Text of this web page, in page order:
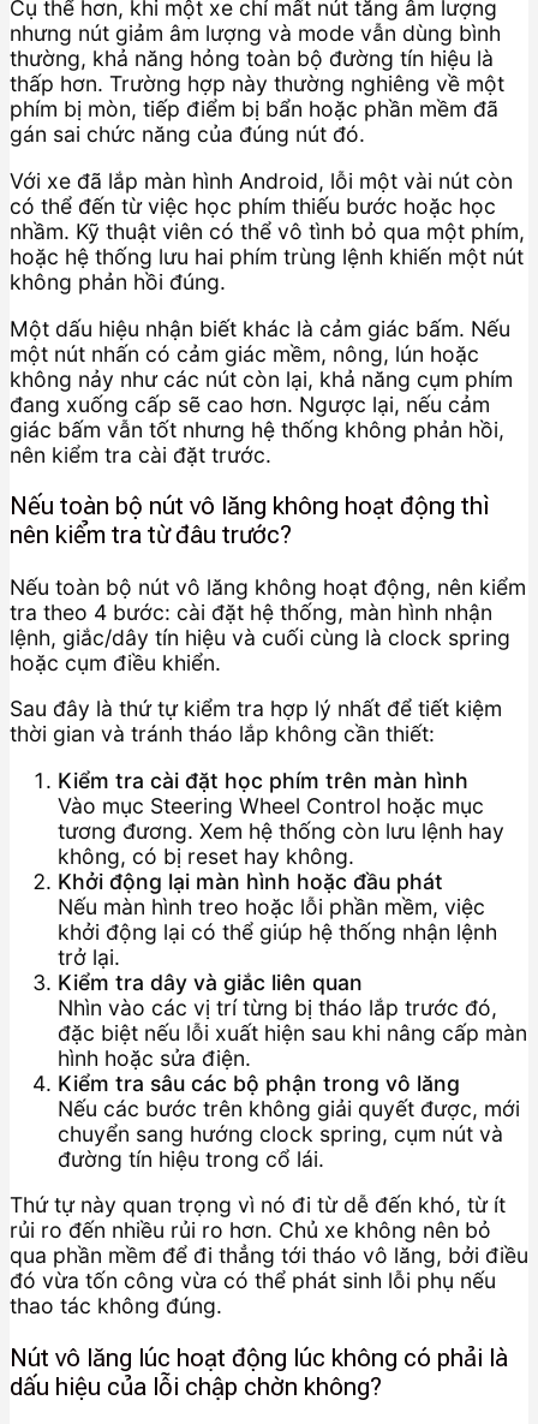
Cụ thể hơn, khi một xe chỉ mất nút tăng âm lượng
nhưng nút giảm âm lượng và mode vẫn dùng bình
thường, khả năng hỏng toàn bộ đường tín hiệu là
thấp hơn. Trường hợp này thường nghiêng về một
phím bị mòn, tiếp điểm bị bẩn hoặc phần mềm đã
gán sai chức năng của đúng nút đó.
Với xe đã lắp màn hình Android, lỗi một vài nút còn
có thể đến từ việc học phím thiếu bước hoặc học
nhầm. Kỹ thuật viên có thể vô tình bỏ qua một phím,
hoặc hệ thống lưu hai phím trùng lệnh khiến một nút
không phản hồi đúng.
Một dấu hiệu nhận biết khác là cảm giác bấm. Nếu
một nút nhấn có cảm giác mềm, nông, lún hoặc
không nảy như các nút còn lại, khả năng cụm phím
đang xuống cấp sẽ cao hơn. Ngược lại, nếu cảm
giác bấm vẫn tốt nhưng hệ thống không phản hồi,
nên kiểm tra cài đặt trước.
Nếu toàn bộ nút vô lăng không hoạt động thì
nên kiểm tra từ đâu trước?
Nếu toàn bộ nút vô lăng không hoạt động, nên kiểm
tra theo 4 bước: cài đặt hệ thống, màn hình nhận
lệnh, giắc/dây tín hiệu và cuối cùng là clock spring
hoặc cụm điều khiển.
Sau đây là thứ tự kiểm tra hợp lý nhất để tiết kiệm
thời gian và tránh tháo lắp không cần thiết:
Kiểm tra cài đặt học phím trên màn hình
Vào mục Steering Wheel Control hoặc mục
tương đương. Xem hệ thống còn lưu lệnh hay
không, có bị reset hay không.
Khởi động lại màn hình hoặc đầu phát
Nếu màn hình treo hoặc lỗi phần mềm, việc
khởi động lại có thể giúp hệ thống nhận lệnh
trở lại.
Kiểm tra dây và giắc liên quan
Nhìn vào các vị trí từng bị tháo lắp trước đó,
đặc biệt nếu lỗi xuất hiện sau khi nâng cấp màn
hình hoặc sửa điện.
Kiểm tra sâu các bộ phận trong vô lăng
Nếu các bước trên không giải quyết được, mới
chuyển sang hướng clock spring, cụm nút và
đường tín hiệu trong cổ lái.
Thứ tự này quan trọng vì nó đi từ dễ đến khó, từ ít
rủi ro đến nhiều rủi ro hơn. Chủ xe không nên bỏ
qua phần mềm để đi thẳng tới tháo vô lăng, bởi điều
đó vừa tốn công vừa có thể phát sinh lỗi phụ nếu
thao tác không đúng.
Nút vô lăng lúc hoạt động lúc không có phải là
dấu hiệu của lỗi chập chờn không?